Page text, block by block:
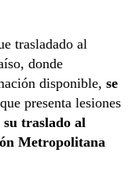
trasladado al
donde
disponible, se
presenta lesiones
su traslado al
Metropolitana